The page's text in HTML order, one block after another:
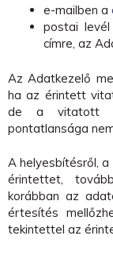
e-mailben a
postai
címre, az
Az Adatkezelő
ha az érintett
de a vitatott
pontatlansága
A helyesbítésről,
érintettet,
korábban az
értesítés
tekintettel az